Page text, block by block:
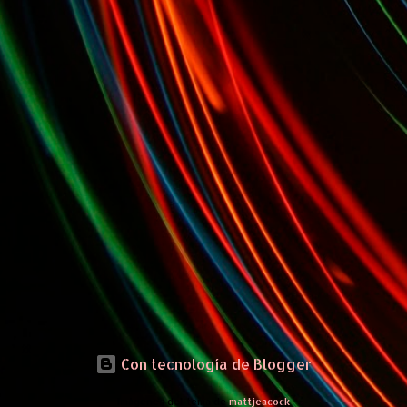
Con tecnología de Blogger
Imágenes del tema demattjeacock